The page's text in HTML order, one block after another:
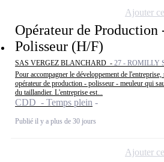
Opérateur de Production
Polisseur (H/F)
SAS VERGEZ BLANCHARD - 27 - ROMILLY
Pour accompagner le développement de
opérateur de production - polisseur - meuleur qui
du taillandier. L'entreprise est...
CDD - Temps plein
Publié il y a plus de 30 jours
Ajouter
Ajouter